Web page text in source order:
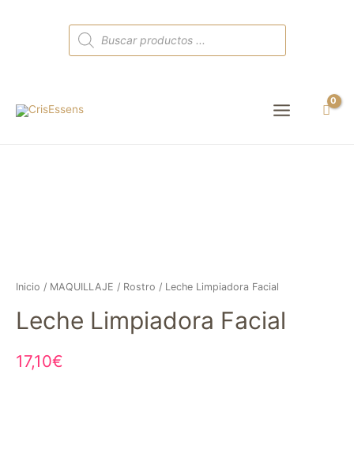
Búsqueda
de
productos
Main
Inicio / MAQUILLAJE / Rostro / Leche Limpiadora Facial
Leche Limpiadora Facial
17,10€